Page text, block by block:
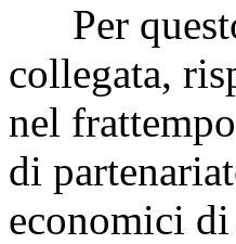
Per questo
collegata,
nel
di
economici